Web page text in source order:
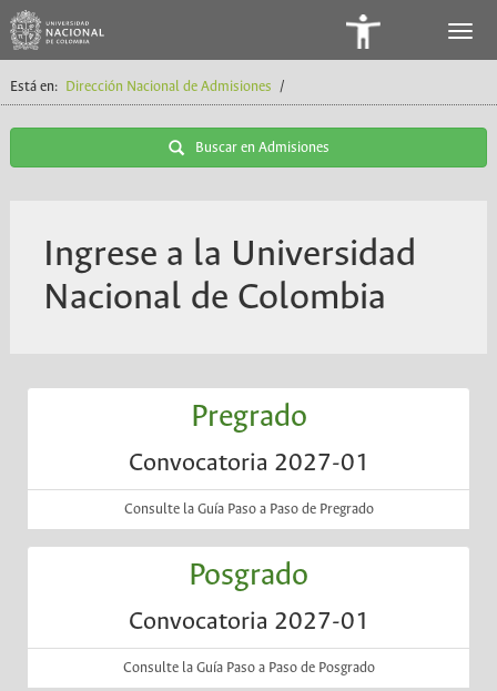
Accesibilidad
Está en: Dirección Nacional de Admisiones /
Buscar en Admisiones
Ingrese a la Universidad
Nacional de Colombia
Pregrado
Convocatoria 2027-01
Consulte la Guía Paso a Paso de Pregrado
Posgrado
Convocatoria 2027-01
Consulte la Guía Paso a Paso de Posgrado